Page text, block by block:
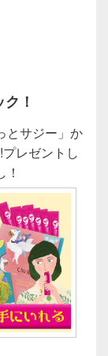
！
とサジー」か
レゼントし